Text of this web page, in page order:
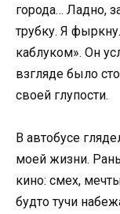
города… Ладно,
трубку. Я
каблуком». Он
взгляде было
своей глупости.
В автобусе
моей жизни.
кино: смех,
будто тучи